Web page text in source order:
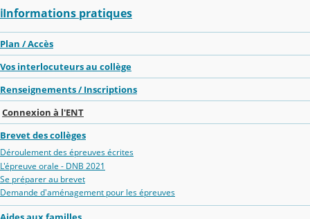
ℹ️Informations pratiques
Plan / Accès
Vos interlocuteurs au collège
Renseignements / Inscriptions
Connexion à l'ENT
Brevet des collèges
Déroulement des épreuves écrites
L'épreuve orale - DNB 2021
Se préparer au brevet
Demande d'aménagement pour les épreuves